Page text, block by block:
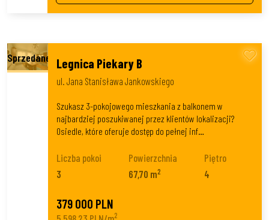
Legnica Piekary B
ul. Jana Stanisława Jankowskiego
Szukasz 3-pokojowego mieszkania z balkonem w
najbardziej poszukiwanej przez klientów lokalizacji?
Osiedle, które oferuje dostęp do pełnej inf…
Liczba pokoi
3
Powierzchnia
67,70 m2
Piętro
4
379 000 PLN
2